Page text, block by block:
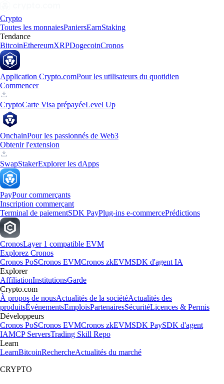
Crypto
Toutes les monnaiesPaniersEarnStaking
Tendance
BitcoinEthereumXRPDogecoinCronos
Application Crypto.comPour les utilisateurs du quotidien
Commencer
CryptoCarte Visa prépayéeLevel Up
OnchainPour les passionnés de Web3
Obtenir l'extension
SwapStakerExplorer les dApps
PayPour commerçants
Inscription commerçant
Terminal de paiementSDK PayPlug-ins e-commercePrédictions
CronosLayer 1 compatible EVM
Explorez Cronos
Cronos PoSCronos EVMCronos zkEVMSDK d'agent IA
Explorer
AffiliationInstitutionsGarde
Crypto.com
À propos de nousActualités de la sociétéActualités des
produitsÉvénementsEmploisPartenairesSécuritéLicences & Permis
Développeurs
Cronos PoSCronos EVMCronos zkEVMSDK PaySDK d'agent
IAMCP ServersTrading Skill Repo
Learn
LearnBitcoinRechercheActualités du marché
CRYPTO